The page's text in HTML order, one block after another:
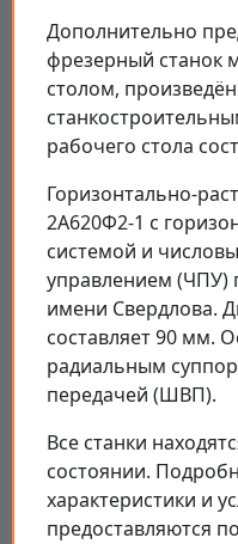
Дополнительно
фрезерный станок
столом,
рабочего стола
Горизонтально-
2А620Ф2-1 с
системой и
управлением (ЧПУ)
имени Свердлова.
составляет 90 мм.
радиальным
передачей (ШВП).
Все станки
состоянии.
характеристики и
предоставляются